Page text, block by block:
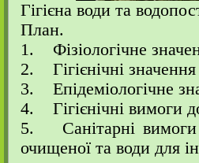
Гігієна води та
План.
1. Фізіологічне
2. Гігієнічні
3. Епідеміологічне
4. Гігієнічні вимоги
5. Санітарні вимоги
очищеної та води для